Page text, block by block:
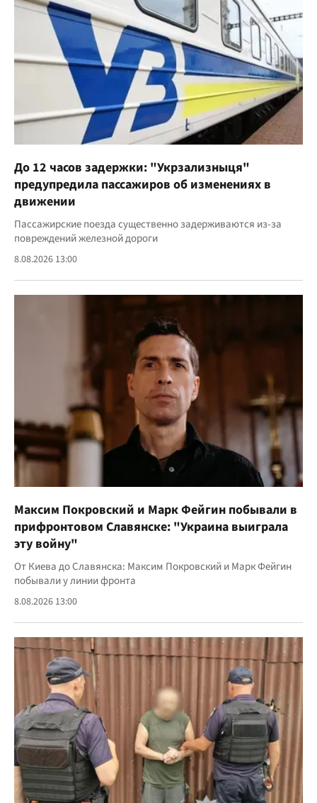
До 12 часов задержки: "Укрзализныця"
предупредила пассажиров об изменениях в
движении
Пассажирские поезда существенно задерживаются из-за
повреждений железной дороги
8.08.2026 13:00
Максим Покровский и Марк Фейгин побывали в
прифронтовом Славянске: "Украина выиграла
эту войну"
От Киева до Славянска: Максим Покровский и Марк Фейгин
побывали у линии фронта
8.08.2026 13:00